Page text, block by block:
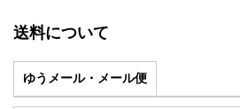
送料について
ゆうメール・メール便